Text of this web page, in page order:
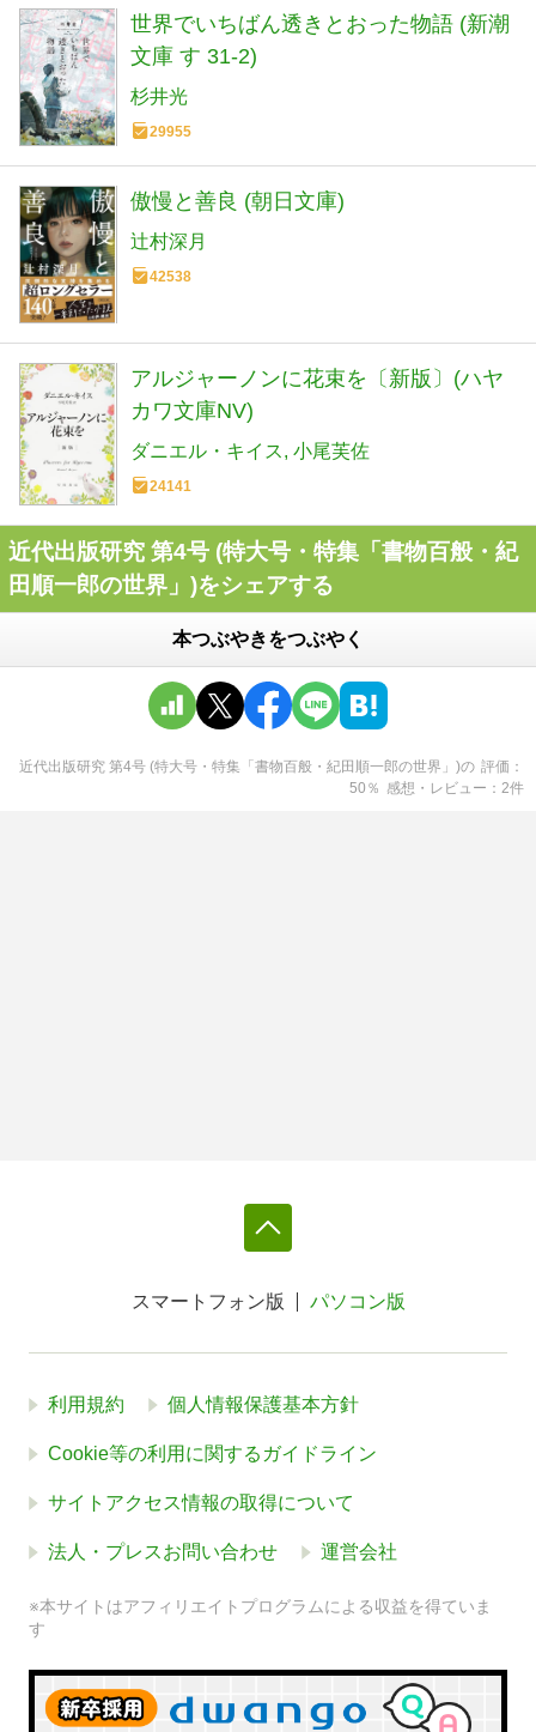
世界でいちばん透きとおった物語 (新潮
文庫 す 31-2)
杉井光
29955
傲慢と善良 (朝日文庫)
辻村深月
42538
アルジャーノンに花束を〔新版〕(ハヤ
カワ文庫NV)
ダニエル・キイス 小尾芙佐
24141
近代出版研究 第4号 (特大号・特集「書物百般・紀
田順一郎の世界」)をシェアする
本つぶやきをつぶやく
近代出版研究 第4号 (特大号・特集「書物百般・紀田順一郎の世界」)の 評価
50 ％ 感想・レビュー 2件
スマートフォン版 パソコン版
利用規約 個人情報保護基本方針
Cookie等の利用に関するガイドライン
サイトアクセス情報の取得について
法人・プレスお問い合わせ 運営会社
※本サイトはアフィリエイトプログラムによる収益を得ていま
す